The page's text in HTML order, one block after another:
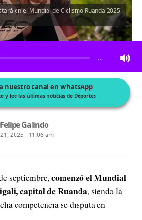
en el Mundial de Ciclismo Ruanda 2025
el artículo
…
nuestro canal en WhatsApp
y lee las últimas noticias de Deportes
Felipe Galindo
2025 - 11:06 am
septiembre,comenzó el Mundial
capital de Ruanda, siendo la
competencia se disputa en